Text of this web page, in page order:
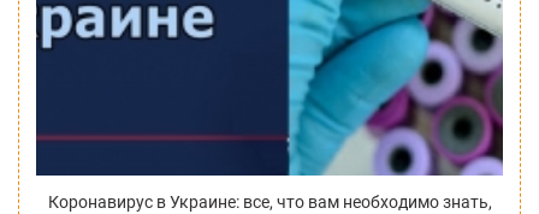
Коронавирус в Украине: все, что вам необходимо знать,